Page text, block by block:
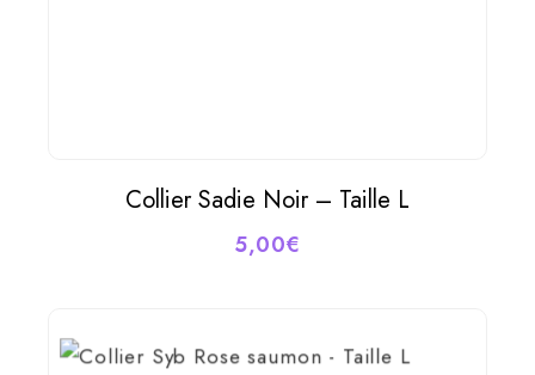
AJOUTER AU PANIER
Collier Sadie Noir – Taille L
5,00€